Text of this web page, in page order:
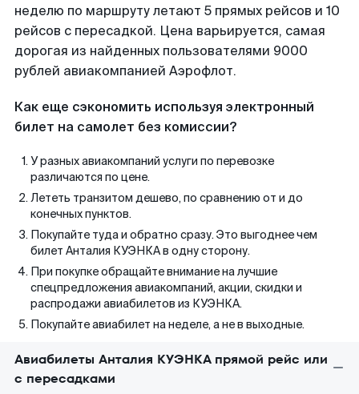
неделю по маршруту летают 5 прямых рейсов и 10
рейсов с пересадкой. Цена варьируется, самая
дорогая из найденных пользователями 9000
рублей авиакомпанией Аэрофлот.
Как еще сэкономить используя электронный
билет на самолет без комиссии?
У разных авиакомпаний услуги по перевозке
различаются по цене.
Лететь транзитом дешево, по сравнению от и до
конечных пунктов.
Покупайте туда и обратно сразу. Это выгоднее чем
билет Анталия КУЭНКА в одну сторону.
При покупке обращайте внимание на лучшие
спецпредложения авиакомпаний, акции, скидки и
распродажи авиабилетов из КУЭНКА.
Покупайте авиабилет на неделе, а не в выходные.
Авиабилеты Анталия КУЭНКА прямой рейс или
с пересадками